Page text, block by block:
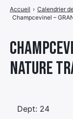
NATURE
Accueil ›
Champcevinel –
Dept: 24